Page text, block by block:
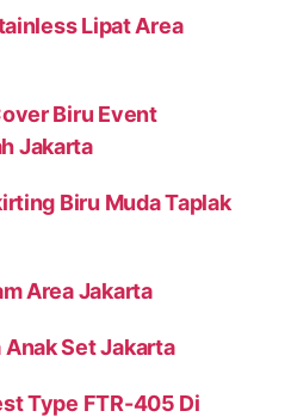
Lipat Area
Biru Event
Jakarta
Biru Muda Taplak
Area Jakarta
Anak Set Jakarta
Type FTR-405 Di